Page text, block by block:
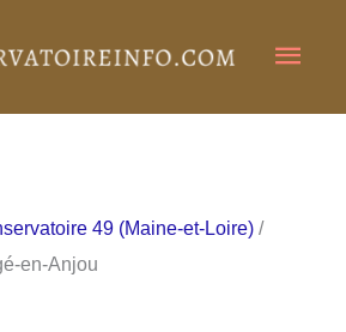
49 (Maine-et-Loire) /
en-Anjou